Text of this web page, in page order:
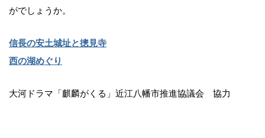
がでしょうか。
信長の安土城址と摠見寺
西の湖めぐり
大河ドラマ「麒麟がくる」近江八幡市推進協議会 協力